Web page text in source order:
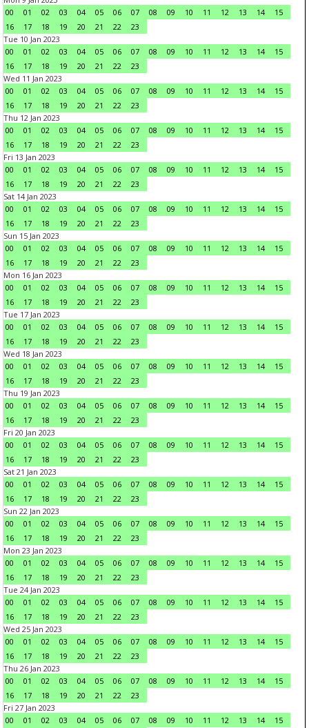
00
01 02 03 04 05 06 07 08 09 10 11 12 13 14
15
16
17 18 19 20 21 22
23
Tue 10 Jan 2023
00
01 02 03 04 05 06 07 08 09 10 11 12 13 14
15
16
17 18 19 20 21 22
23
Wed 11 Jan 2023
00
01 02 03 04 05 06 07 08 09 10 11 12 13 14
15
16
17 18 19 20 21 22
23
Thu 12 Jan 2023
00
01 02 03 04 05 06 07 08 09 10 11 12 13 14
15
16
17 18 19 20 21 22
23
Fri 13 Jan 2023
00
01 02 03 04 05 06 07 08 09 10 11 12 13 14
15
16
17 18 19 20 21 22
23
Sat 14 Jan 2023
00
01 02 03 04 05 06 07 08 09 10 11 12 13 14
15
16
17 18 19 20 21 22
23
Sun 15 Jan 2023
00
01 02 03 04 05 06 07 08 09 10 11 12 13 14
15
16
17 18 19 20 21 22
23
Mon 16 Jan 2023
00
01 02 03 04 05 06 07 08 09 10 11 12 13 14
15
16
17 18 19 20 21 22
23
Tue 17 Jan 2023
00
01 02 03 04 05 06 07 08 09 10 11 12 13 14
15
16
17 18 19 20 21 22
23
Wed 18 Jan 2023
00
01 02 03 04 05 06 07 08 09 10 11 12 13 14
15
16
17 18 19 20 21 22
23
Thu 19 Jan 2023
00
01 02 03 04 05 06 07 08 09 10 11 12 13 14
15
16
17 18 19 20 21 22
23
Fri 20 Jan 2023
00
01 02 03 04 05 06 07 08 09 10 11 12 13 14
15
16
17 18 19 20 21 22
23
Sat 21 Jan 2023
00
01 02 03 04 05 06 07 08 09 10 11 12 13 14
15
16
17 18 19 20 21 22
23
Sun 22 Jan 2023
00
01 02 03 04 05 06 07 08 09 10 11 12 13 14
15
16
17 18 19 20 21 22
23
Mon 23 Jan 2023
00
01 02 03 04 05 06 07 08 09 10 11 12 13 14
15
16
17 18 19 20 21 22
23
Tue 24 Jan 2023
00
01 02 03 04 05 06 07 08 09 10 11 12 13 14
15
16
17 18 19 20 21 22
23
Wed 25 Jan 2023
00
01 02 03 04 05 06 07 08 09 10 11 12 13 14
15
16
17 18 19 20 21 22
23
Thu 26 Jan 2023
00
01 02 03 04 05 06 07 08 09 10 11 12 13 14
15
16
17 18 19 20 21 22
23
Fri 27 Jan 2023
00
01 02 03 04 05 06 07 08 09 10 11 12 13 14
15